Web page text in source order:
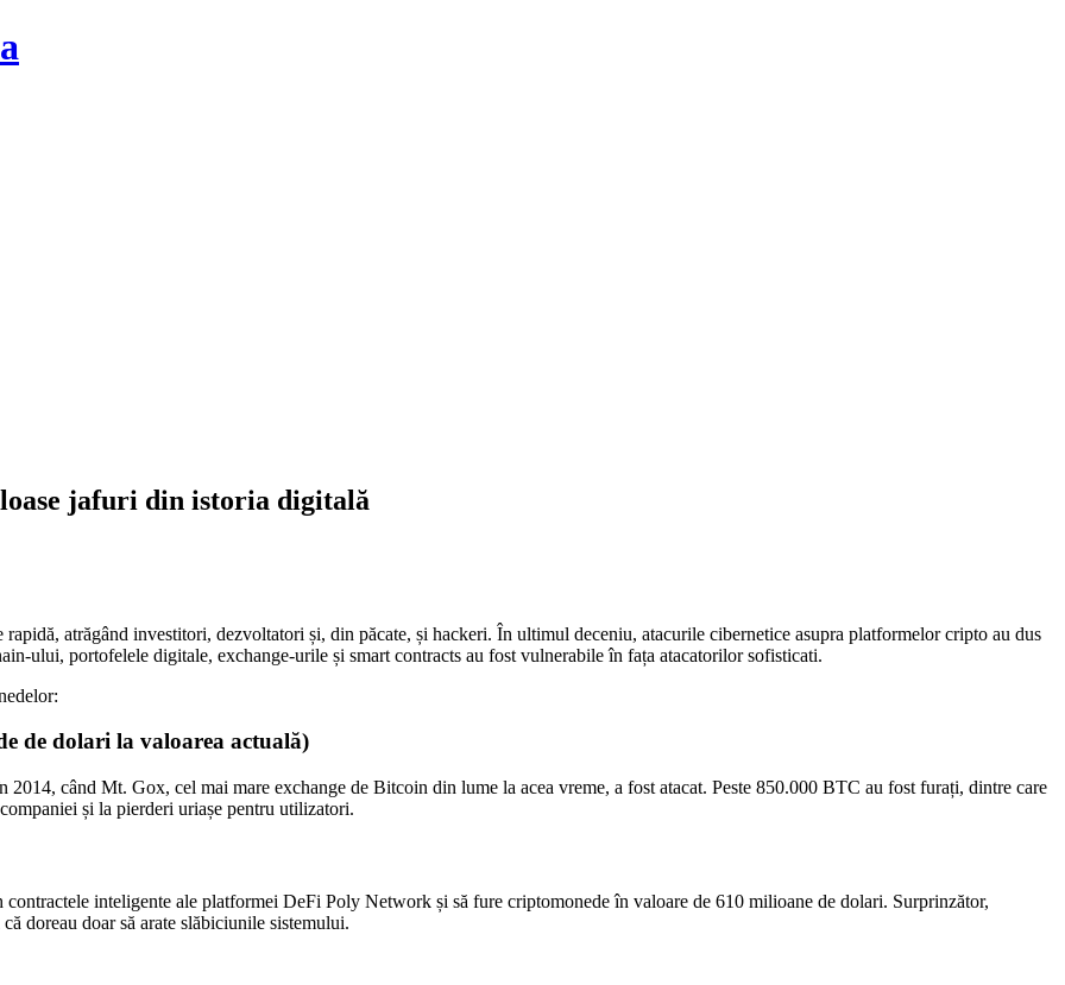
jafuri din istoria digitală
rapidă, atrăgând investitori, dezvoltatori și, din păcate, și hackeri. În ultimul deceniu, atacurile cibernetice asupra platformelor cripto au dus
ului, portofelele digitale, exchange-urile și smart contracts au fost vulnerabile în fața atacatorilor sofisticati.
de dolari la valoarea actuală)
când Mt. Gox, cel mai mare exchange de Bitcoin din lume la acea vreme, a fost atacat. Peste 850.000 BTC au fost furați, dintre care
și la pierderi uriașe pentru utilizatori.
inteligente ale platformei DeFi Poly Network și să fure criptomonede în valoare de 610 milioane de dolari. Surprinzător,
doreau doar să arate slăbiciunile sistemului.